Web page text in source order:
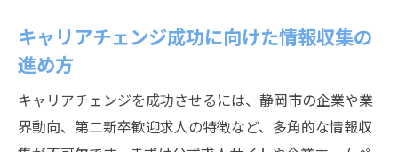
キャリアチェンジ成功に向けた情報収集の
進め方
キャリアチェンジを成功させるには、静岡市の企業や業
界動向、第二新卒歓迎求人の特徴など、多角的な情報収